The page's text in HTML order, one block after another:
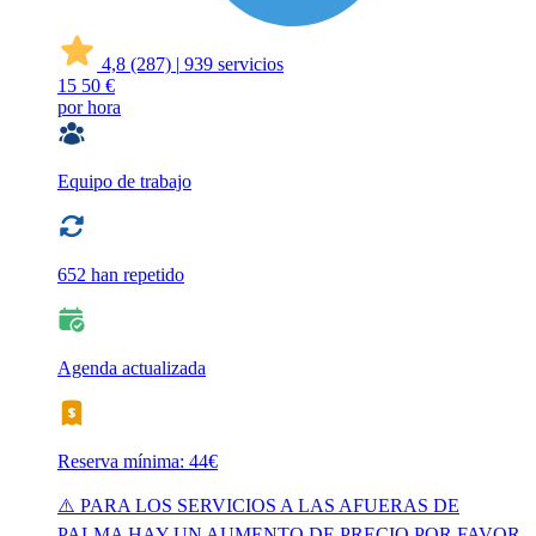
4,8 (287) | 939 servicios
15 50 €
por hora
Equipo de trabajo
652 han repetido
Agenda actualizada
Reserva mínima: 44€
⚠️ PARA LOS SERVICIOS A LAS AFUERAS DE